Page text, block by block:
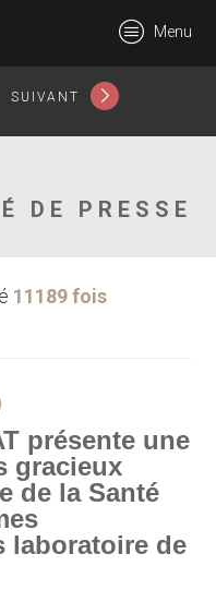
Menu
SUIVANT
DE PRESSE
11189 fois
présente une
gracieux
de la Santé
laboratoire de